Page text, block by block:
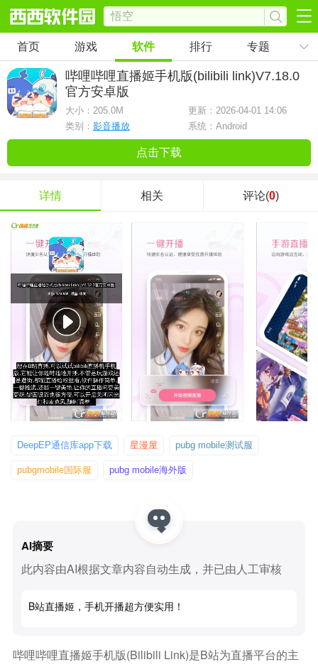
首页 游戏 软件 排行 专题
哔哩哔哩直播姬手机版(bilibili link)V7.18.0
官方安卓版
大小： 205.0M
更新：2026-04-01 14:06
类别： 影音播放 系统：Android
点击下载
详情 相关 评论(0)
DeepEP通信库app下载 星漫屋 pubg mobile测试服
pubgmobile国际服 pubg mobile海外版
AI摘要
此内容由AI根据文章内容自动生成，并已由人工审核
B站直播姬，手机开播超方便实用！
哔哩哔哩直播姬手机版(bilibili Link)是b站为直播平台的主